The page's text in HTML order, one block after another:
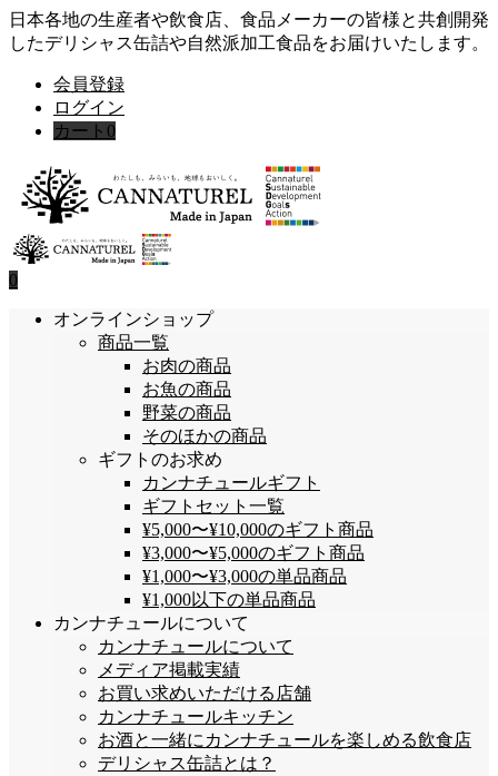
日本各地の生産者や飲食店、食品メーカーの皆様と共創開発
したデリシャス缶詰や自然派加工食品をお届けいたします。
会員登録
ログイン
カート 0
0
オンラインショップ
商品一覧
お肉の商品
お魚の商品
野菜の商品
そのほかの商品
ギフトのお求め
カンナチュールギフト
ギフトセット一覧
¥5,000〜¥10,000のギフト商品
¥3,000〜¥5,000のギフト商品
¥1,000〜¥3,000の単品商品
¥1,000以下の単品商品
カンナチュールについて
カンナチュールについて
メディア掲載実績
お買い求めいただける店舗
カンナチュールキッチン
お酒と一緒にカンナチュールを楽しめる飲食店
デリシャス缶詰とは？